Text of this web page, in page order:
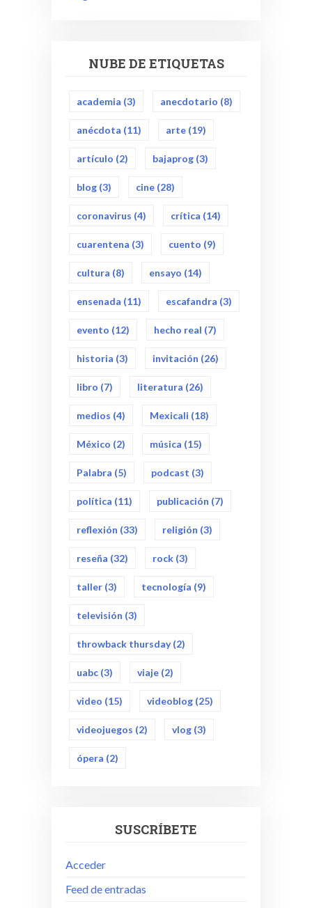
NUBE DE ETIQUETAS
academia (3) anecdotario (8)
anécdota (11) arte (19)
artículo (2) bajaprog (3)
blog (3) cine (28)
coronavirus (4) crítica (14)
cuarentena (3) cuento (9)
cultura (8) ensayo (14)
ensenada (11) escafandra (3)
evento (12) hecho real (7)
historia (3) invitación (26)
libro (7) literatura (26)
medios (4) Mexicali (18)
México (2) música (15)
Palabra (5) podcast (3)
política (11) publicación (7)
reflexión (33) religión (3)
reseña (32) rock (3)
taller (3) tecnología (9)
televisión (3)
throwback thursday(2)
uabc (3) viaje (2)
video (15) videoblog (25)
videojuegos (2) vlog (3)
ópera (2)
SUSCRÍBETE
Acceder
Feed de entradas